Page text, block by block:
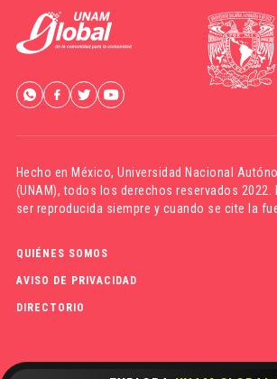
Hecho en México,Universidad Nacional
(UNAM), todos los derechos reservados 2022.
ser reproducida siempre y cuando se cite la
QUIÉNES SOMOS
AVISO DE PRIVACIDAD
DIRECTORIO